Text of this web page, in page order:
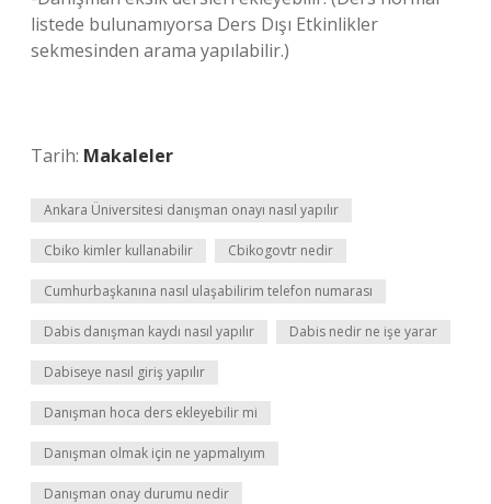
listede bulunamıyorsa Ders Dışı Etkinlikler
sekmesinden arama yapılabilir.)
Tarih: Makaleler
Ankara Üniversitesi danışman onayı nasıl yapılır
Cbiko kimler kullanabilir Cbikogovtr nedir
Cumhurbaşkanına nasıl ulaşabilirim telefon numarası
Dabis danışman kaydı nasıl yapılır Dabis nedir ne işe yarar
Dabiseye nasıl giriş yapılır
Danışman hoca ders ekleyebilir mi
Danışman olmak için ne yapmalıyım
Danışman onay durumu nedir